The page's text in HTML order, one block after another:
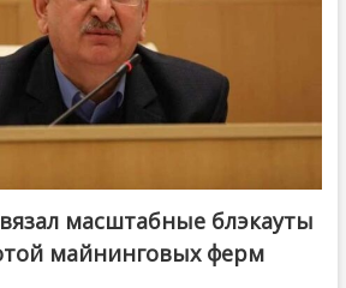
масштабные блэкауты
майнинговых ферм